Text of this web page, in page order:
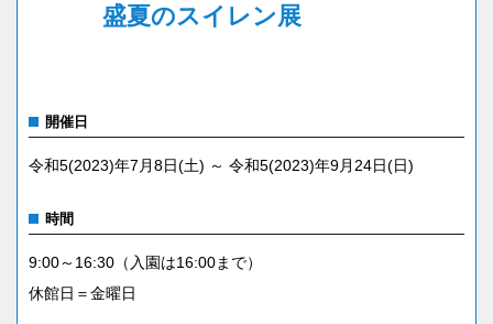
盛夏のスイレン展
開催日
令和5(2023)年7月8日(土) ～ 令和5(2023)年9月24日(日)
時間
9:00～16:30（入園は16:00まで）
休館日＝金曜日